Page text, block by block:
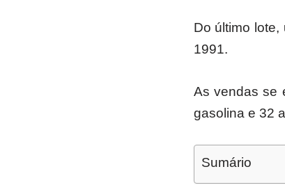
Do último
1991.
As vendas se
gasolina e 32
Sumário